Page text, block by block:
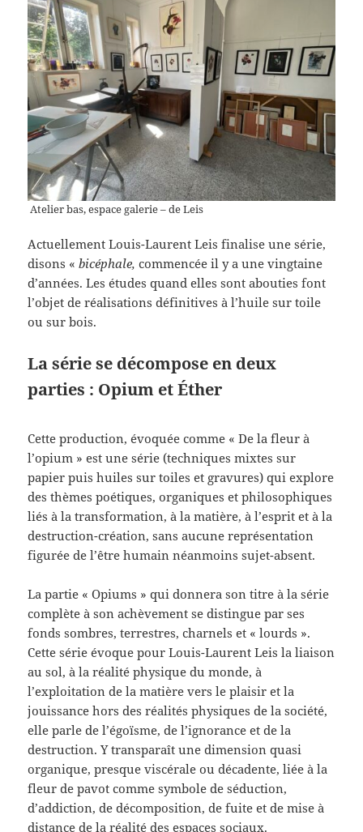
Atelier bas, espace galerie – de Leis
Actuellement Louis-Laurent Leis finalise une série,
disons «bicéphale, commencée il y a une vingtaine
d’années. Les études quand elles sont abouties font
l’objet de réalisations définitives à l’huile sur toile
ou sur bois.
La série se décompose en deux
parties : Opium et Éther
Cette production, évoquée comme « De la fleur à
l’opium » est une série (techniques mixtes sur
papier puis huiles sur toiles et gravures) qui explore
des thèmes poétiques, organiques et philosophiques
liés à la transformation, à la matière, à l’esprit et à la
destruction-création, sans aucune représentation
figurée de l’être humain néanmoins sujet-absent.
La partie « Opiums » qui donnera son titre à la série
complète à son achèvement se distingue par ses
fonds sombres, terrestres, charnels et « lourds ».
Cette série évoque pour Louis-Laurent Leis la liaison
au sol, à la réalité physique du monde, à
l’exploitation de la matière vers le plaisir et la
jouissance hors des réalités physiques de la société,
elle parle de l’égoïsme, de l’ignorance et de la
destruction. Y transparaît une dimension quasi
organique, presque viscérale ou décadente, liée à la
fleur de pavot comme symbole de séduction,
d’addiction, de décomposition, de fuite et de mise à
distance de la réalité des espaces sociaux.